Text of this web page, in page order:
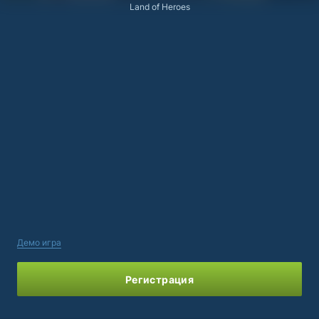
Land of Heroes
Демо игра
Регистрация